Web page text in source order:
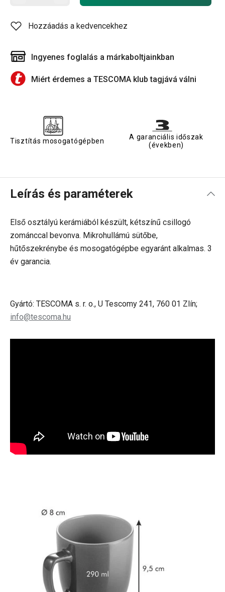
Hozzáadás a kedvencekhez
Ingyenes foglalás a márkaboltjainkban
Miért érdemes a TESCOMA klub tagjává válni
Tisztítás mosogatógépben
A garanciális időszak
(években)
Leírás és paraméterek
Első osztályú kerámiából készült, kétszínű csillogó
zománccal bevonva. Mikrohullámú sütőbe,
hűtőszekrénybe és mosogatógépbe egyaránt alkalmas. 3
év garancia.
Gyártó: TESCOMA s. r. o., U Tescomy 241, 760 01 Zlín;
info@tescoma.hu